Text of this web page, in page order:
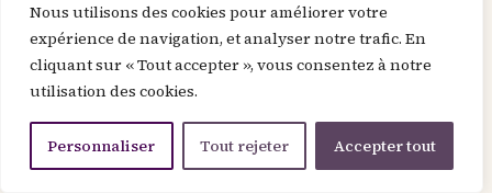
Nous utilisons des cookies pour améliorer votre
expérience de navigation, et analyser notre trafic. En
cliquant sur « Tout accepter », vous consentez à notre
utilisation des cookies.
Personnaliser Tout rejeter Accepter tout
Dieu dans le Christ,
recherche l’homme et
le renouvelle